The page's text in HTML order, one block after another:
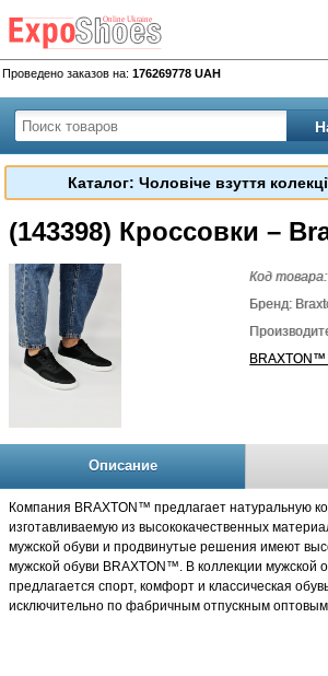
Проведено заказов на: 176269778 UAH
Каталог: Чоловіче взуття
(143398) Кроссовки –
Код товара:
Бренд:
BRAXTON™
Описание
Компания BRAXTON™ предлагает натуральную
изготавливаемую из высококачественных
мужской обуви и продвинутые решения имеют
мужской обуви BRAXTON™. В коллекции мужской
предлагается спорт, комфорт и классическая
исключительно по фабричным отпускным